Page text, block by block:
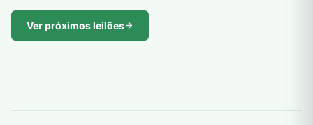
Ver próximos leilões